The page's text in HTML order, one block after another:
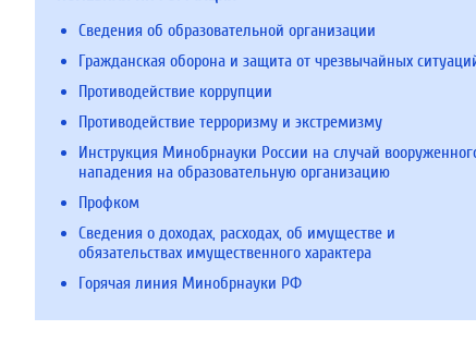
Сведения об образовательной организации
Гражданская оборона и защита от чрезвычайных
Противодействие коррупции
Противодействие терроризму и экстремизму
Инструкция Минобрнауки России на случай
нападения на образовательную организацию
Профком
Сведения о доходах, расходах, об имуществе и
обязательствах имущественного характера
Горячая линия Минобрнауки РФ